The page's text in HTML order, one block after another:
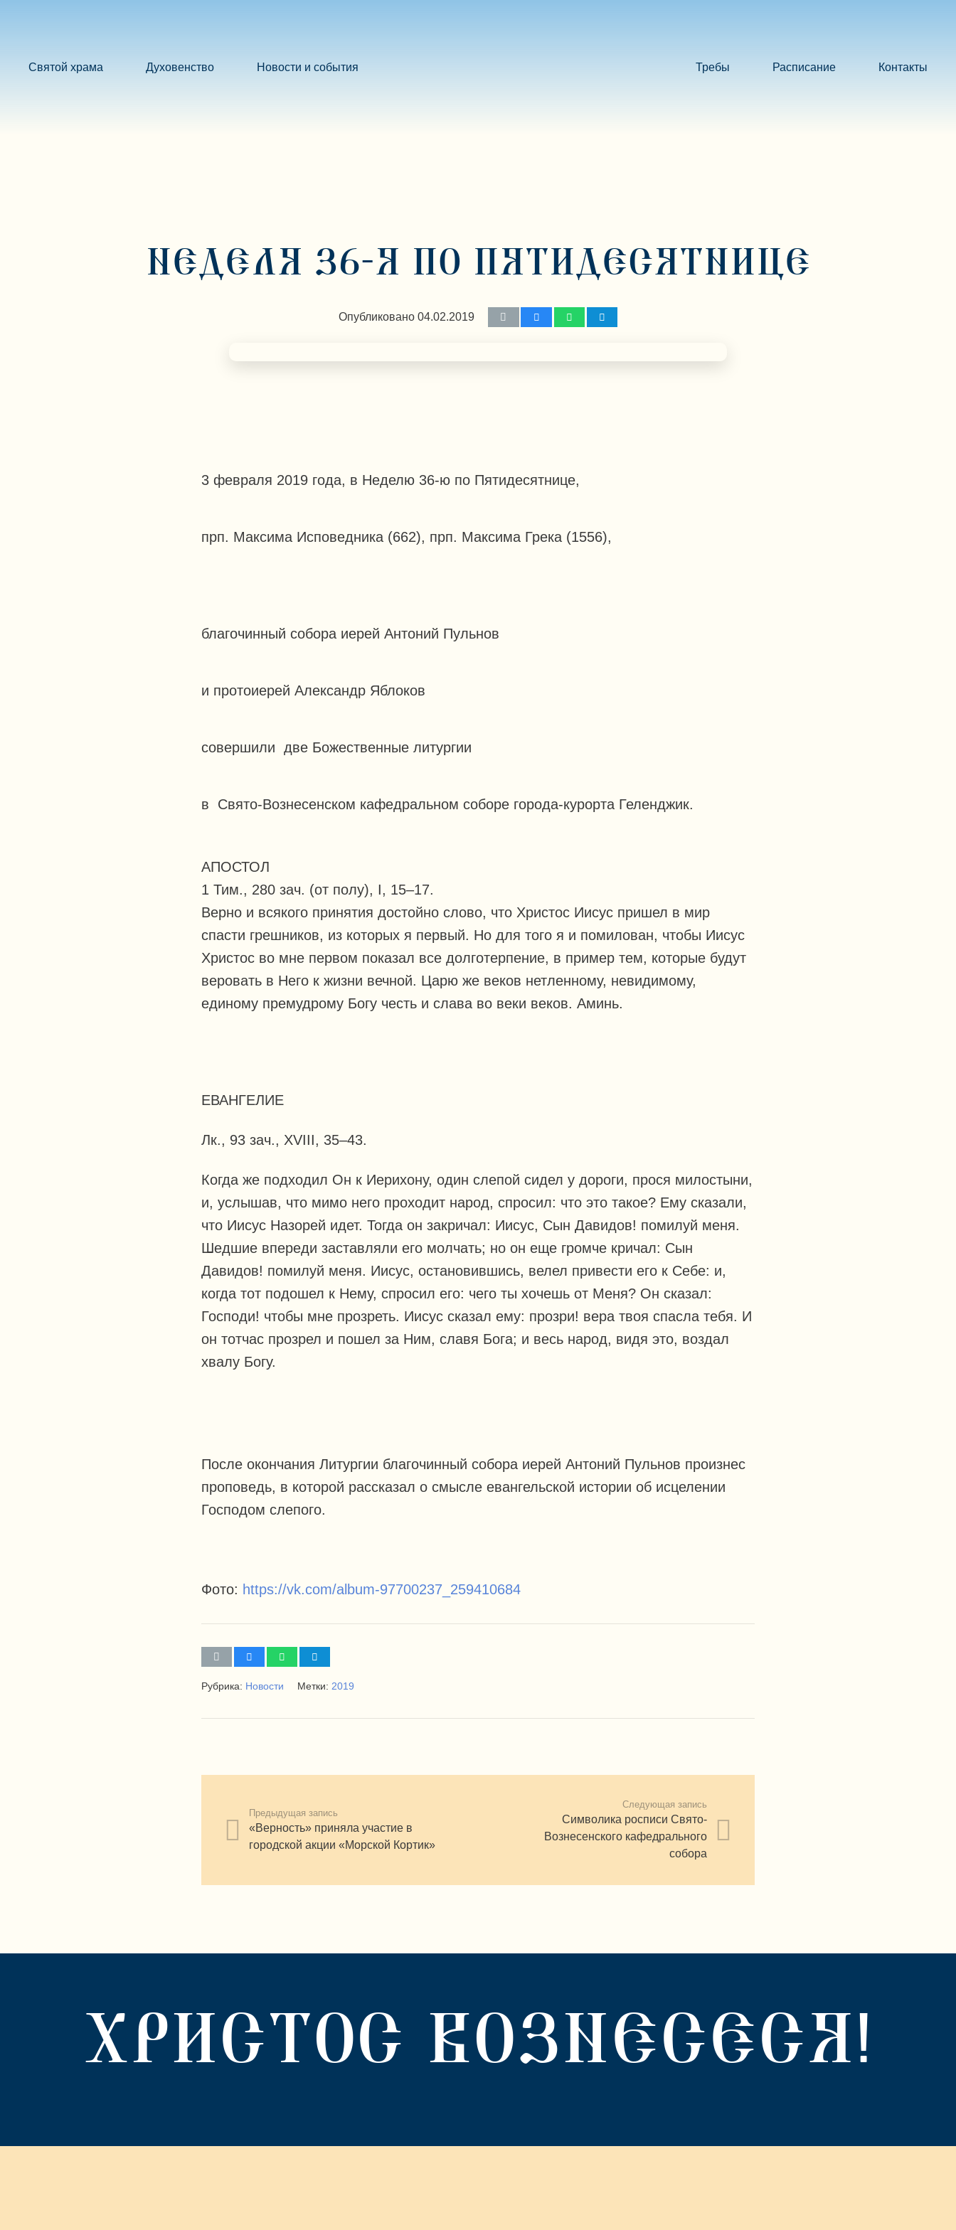
Святой храма Духовенство Новости и события Требы Расписание Контакты
НЕДЕЛЯ 36-Я ПО ПЯТИДЕСЯТНИЦЕ
Опубликовано04.02.2019
3 февраля 2019 года, в Неделю 36-ю по Пятидесятнице,
прп. Максима Исповедника (662), прп. Максима Грека (1556),
благочинный собора иерей Антоний Пульнов
и протоиерей Александр Яблоков
совершили две Божественные литургии
в Свято-Вознесенском кафедральном соборе города-курорта Геленджик.
АПОСТОЛ
1 Тим., 280 зач. (от полу), I, 15–17.
Верно и всякого принятия достойно слово, что Христос Иисус пришел в мир
спасти грешников, из которых я первый. Но для того я и помилован, чтобы Иисус
Христос во мне первом показал все долготерпение, в пример тем, которые будут
веровать в Него к жизни вечной. Царю же веков нетленному, невидимому,
единому премудрому Богу честь и слава во веки веков. Аминь.
ЕВАНГЕЛИЕ
Лк., 93 зач., XVIII, 35–43.
Когда же подходил Он к Иерихону, один слепой сидел у дороги, прося милостыни,
и, услышав, что мимо него проходит народ, спросил: что это такое? Ему сказали,
что Иисус Назорей идет. Тогда он закричал: Иисус, Сын Давидов! помилуй меня.
Шедшие впереди заставляли его молчать; но он еще громче кричал: Сын
Давидов! помилуй меня. Иисус, остановившись, велел привести его к Себе: и,
когда тот подошел к Нему, спросил его: чего ты хочешь от Меня? Он сказал:
Господи! чтобы мне прозреть. Иисус сказал ему: прозри! вера твоя спасла тебя. И
он тотчас прозрел и пошел за Ним, славя Бога; и весь народ, видя это, воздал
хвалу Богу.
После окончания Литургии благочинный собора иерей Антоний Пульнов произнес
проповедь, в которой рассказал о смысле евангельской истории об исцелении
Господом слепого.
Фото: https://vk.com/album-97700237_259410684
Рубрика: Новости Метки: 2019
Предыдущая запись
«Верность» приняла участие в
городской акции «Морской Кортик»
Следующая запись
Символика росписи Свято-
Вознесенского кафедрального
собора
ХРИСТОС ВОЗНЕСЕСЯ!